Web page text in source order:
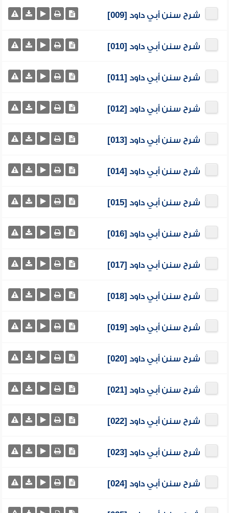
شرح سنن أبي داود [009]
شرح سنن أبي داود [010]
شرح سنن أبي داود [011]
شرح سنن أبي داود [012]
شرح سنن أبي داود [013]
شرح سنن أبي داود [014]
شرح سنن أبي داود [015]
شرح سنن أبي داود [016]
شرح سنن أبي داود [017]
شرح سنن أبي داود [018]
شرح سنن أبي داود [019]
شرح سنن أبي داود [020]
شرح سنن أبي داود [021]
شرح سنن أبي داود [022]
شرح سنن أبي داود [023]
شرح سنن أبي داود [024]